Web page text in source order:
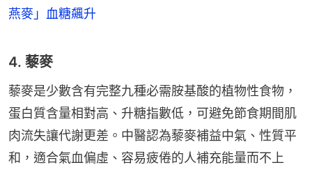
燕麥」血糖飆升
4. 藜麥
藜麥是少數含有完整九種必需胺基酸的植物性食物，
蛋白質含量相對高、升糖指數低，可避免節食期間肌
肉流失讓代謝更差。中醫認為藜麥補益中氣、性質平
和，適合氣血偏虛、容易疲倦的人補充能量而不上